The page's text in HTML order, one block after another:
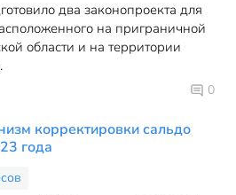
два законопроекта для
на приграничной
области и на территории
0
корректировки сальдо
года